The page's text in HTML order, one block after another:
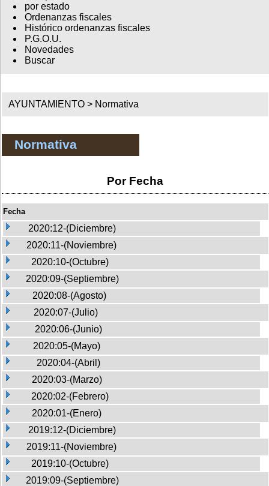
por estado
Ordenanzas fiscales
Histórico ordenanzas fiscales
P.G.O.U.
Novedades
Buscar
AYUNTAMIENTO > Normativa
Normativa
Por Fecha
Fecha
2020:12-(Diciembre)
2020:11-(Noviembre)
2020:10-(Octubre)
2020:09-(Septiembre)
2020:08-(Agosto)
2020:07-(Julio)
2020:06-(Junio)
2020:05-(Mayo)
2020:04-(Abril)
2020:03-(Marzo)
2020:02-(Febrero)
2020:01-(Enero)
2019:12-(Diciembre)
2019:11-(Noviembre)
2019:10-(Octubre)
2019:09-(Septiembre)